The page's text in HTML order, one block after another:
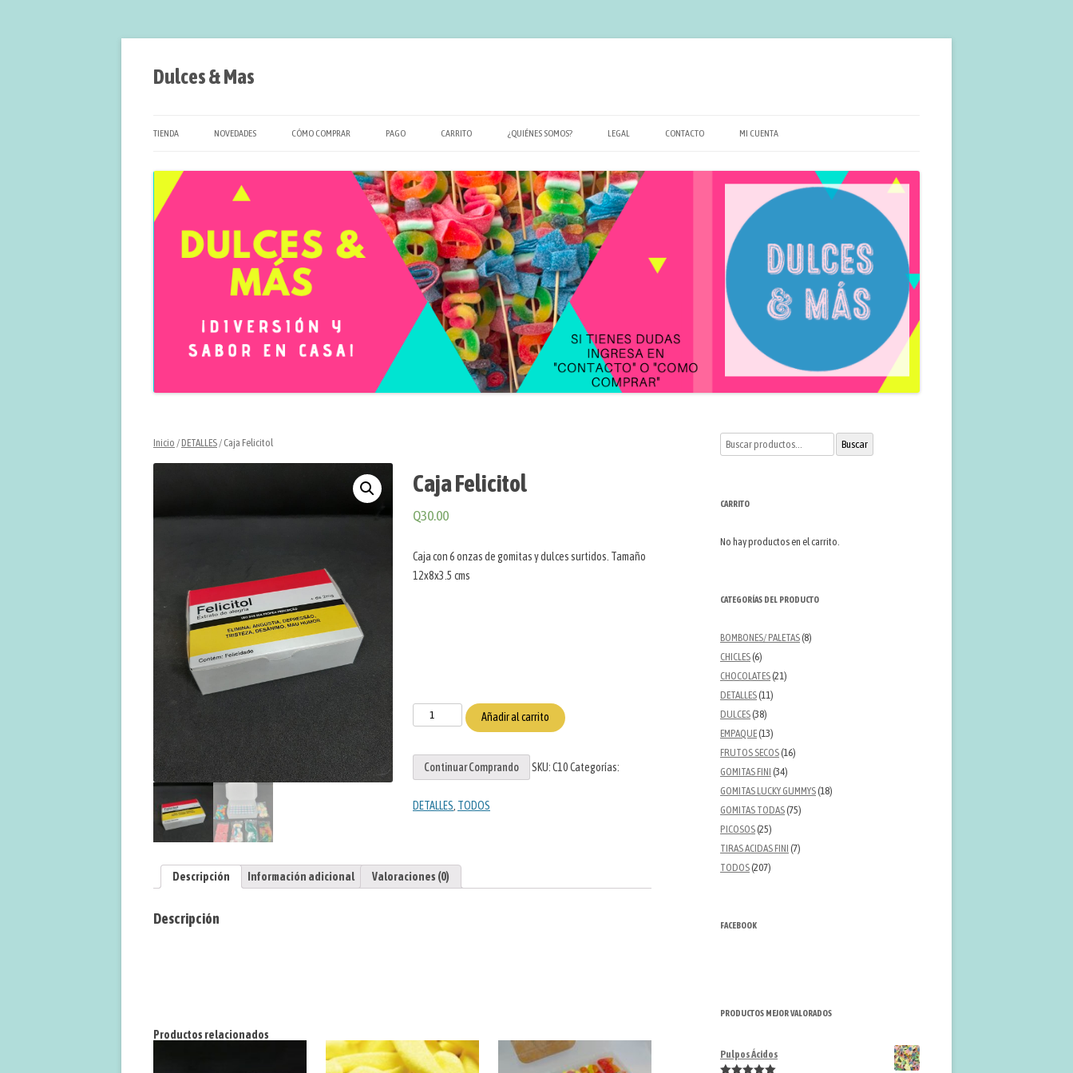
Saltar
contenido
Dulces & Mas
TIENDA NOVEDADES CÓMO COMPRAR PAGO CARRITO ¿QUIÉNES SOMOS? LEGAL
TÉRMINOS Y CONDICIONES
CONTACTO MI CUENTA
Inicio / DETALLES/ Caja Felicitol
Caja Felicitol
Q30.00
Caja con 6 onzas de gomitas y dulces surtidos. Tamaño
12x8x3.5 cms
Caja
Añadir al carrito
Continuar Comprando SKU:C10Categorías:
DETALLES TODOS
Descripción Información adicional Valoraciones (0)
Descripción
Productos relacionados
Buscar
por:
Buscar
CARRITO
No hay productos en el carrito.
CATEGORÍAS DEL PRODUCTO
BOMBONES/ PALETAS(8)
CHICLES(6)
CHOCOLATES(21)
DETALLES(11)
DULCES(38)
EMPAQUE(13)
FRUTOS SECOS(16)
GOMITAS FINI (34)
GOMITAS LUCKY GUMMYS(18)
GOMITAS TODAS(75)
PICOSOS(25)
TIRAS ACIDAS FINI (7)
TODOS(207)
FACEBOOK
PRODUCTOS MEJOR VALORADOS
Pulpos Ácidos